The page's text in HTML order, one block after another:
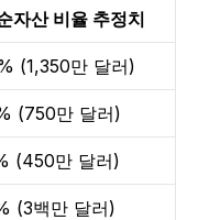
자산 비율 추정치
(1,350만 달러)
(750만 달러)
(450만 달러)
(3백만 달러)